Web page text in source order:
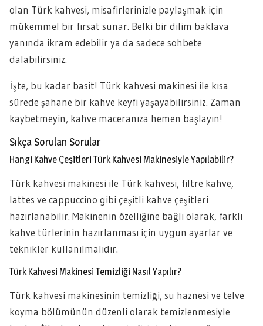
olan Türk kahvesi, misafirlerinizle paylaşmak için
mükemmel bir fırsat sunar. Belki bir dilim baklava
yanında ikram edebilir ya da sadece sohbete
dalabilirsiniz.
İşte, bu kadar basit! Türk kahvesi makinesi ile kısa
sürede şahane bir kahve keyfi yaşayabilirsiniz. Zaman
kaybetmeyin, kahve maceranıza hemen başlayın!
Sıkça Sorulan Sorular
Hangi Kahve Çeşitleri Türk Kahvesi Makinesiyle Yapılabilir?
Türk kahvesi makinesi ile Türk kahvesi, filtre kahve,
lattes ve cappuccino gibi çeşitli kahve çeşitleri
hazırlanabilir. Makinenin özelliğine bağlı olarak, farklı
kahve türlerinin hazırlanması için uygun ayarlar ve
teknikler kullanılmalıdır.
Türk Kahvesi Makinesi Temizliği Nasıl Yapılır?
Türk kahvesi makinesinin temizliği, su haznesi ve telve
koyma bölümünün düzenli olarak temizlenmesiyle